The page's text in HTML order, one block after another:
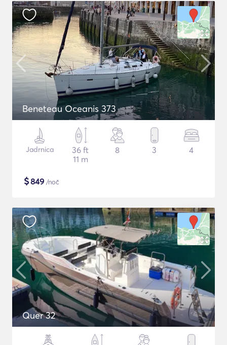
Beneteau Oceanis 373
Jadrnica
36 ft
11 m
8 3 4
$849 /noč
Quer 32